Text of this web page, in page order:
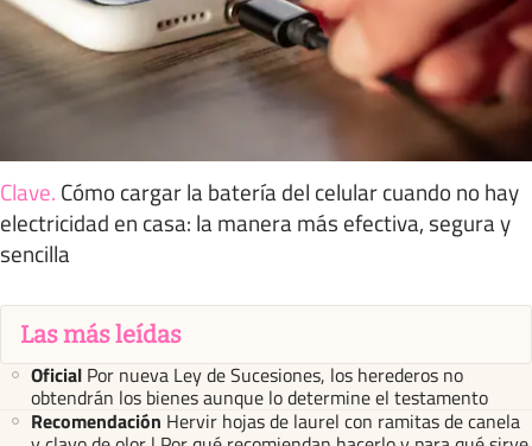
Clave. Cómo cargar la batería del celular cuando no hay
electricidad en casa: la manera más efectiva, segura y
sencilla
Las más leídas
Oficial Por nueva Ley de Sucesiones, los herederos no
obtendrán los bienes aunque lo determine el testamento
Recomendación Hervir hojas de laurel con ramitas de canela